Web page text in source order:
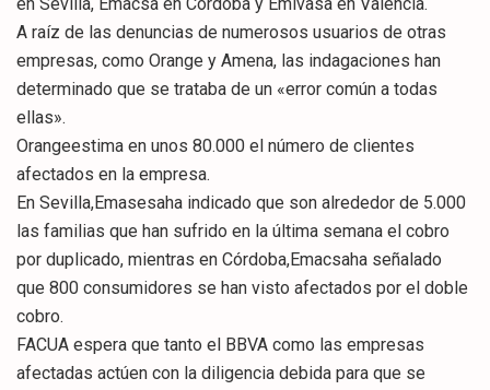
en Sevilla, Emacsa en Córdoba y Emivasa en Valencia.
A raíz de las denuncias de numerosos usuarios de otras
empresas, como Orange y Amena, las indagaciones han
determinado que se trataba de un «error común a todas
ellas».
Orangeestima en unos 80.000 el número de clientes
afectados en la empresa.
En Sevilla,Emasesaha indicado que son alrededor de 5.000
las familias que han sufrido en la última semana el cobro
por duplicado, mientras en Córdoba,Emacsaha señalado
que 800 consumidores se han visto afectados por el doble
cobro.
FACUA espera que tanto el BBVA como las empresas
afectadas actúen con la diligencia debida para que se